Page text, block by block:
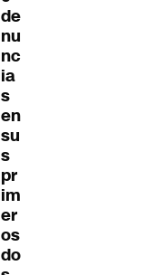
de
nu
nc
ia
s
en
su
s
pr
im
er
os
do